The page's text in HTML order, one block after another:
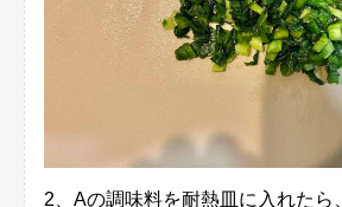
2、Aの調味料を耐熱皿に入れたら